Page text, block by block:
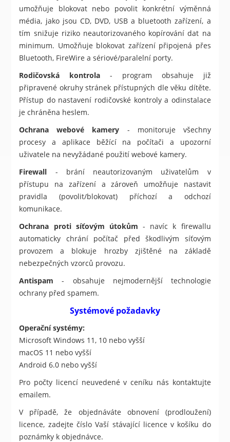
umožňuje blokovat nebo povolit konkrétní výměnná
média, jako jsou CD, DVD, USB a bluetooth zařízení, a
tím snižuje riziko neautorizovaného kopírování dat na
minimum. Umožňuje blokovat zařízení připojená přes
Bluetooth, FireWire a sériové/paralelní porty.
Rodičovská kontrola - program obsahuje již
připravené okruhy stránek přístupných dle věku dítěte.
Přístup do nastavení rodičovské kontroly a odinstalace
je chráněna heslem.
Ochrana webové kamery - monitoruje všechny
procesy a aplikace běžící na počítači a upozorní
uživatele na nevyžádané použití webové kamery.
Firewall - brání neautorizovaným uživatelům v
přístupu na zařízení a zároveň umožňuje nastavit
pravidla (povolit/blokovat) příchozí a odchozí
komunikace.
Ochrana proti síťovým útokům - navíc k firewallu
automaticky chrání počítač před škodlivým síťovým
provozem a blokuje hrozby zjištěné na základě
nebezpečných vzorců provozu.
Antispam - obsahuje nejmodernější technologie
ochrany před spamem.
Systémové požadavky
Operační systémy:
Microsoft Windows 11, 10 nebo vyšší
macOS 11 nebo vyšší
Android 6.0 nebo vyšší
Pro počty licencí neuvedené v ceníku nás kontaktujte
emailem.
V případě, že objednáváte obnovení (prodloužení)
licence, zadejte číslo Vaší stávající licence v košíku do
poznámky k objednávce.